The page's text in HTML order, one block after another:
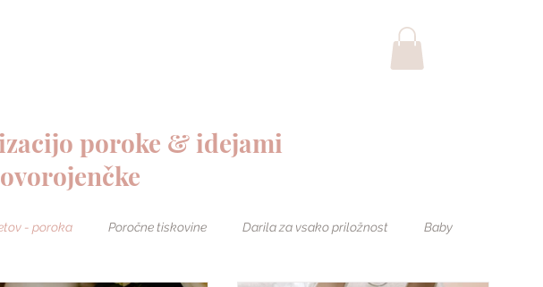
poroke & idejami
- poroka Poročne tiskovine Darila za vsako priložnost Baby